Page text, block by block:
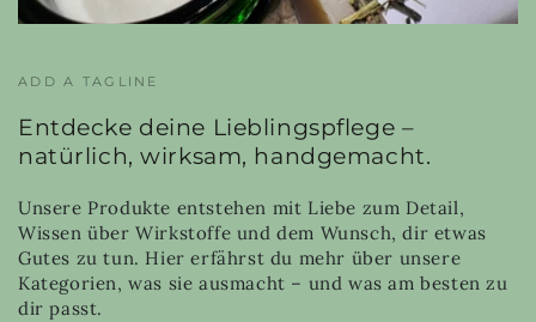
ADD A TAGLINE
Entdecke deine Lieblingspflege –
natürlich, wirksam, handgemacht.
Unsere Produkte entstehen mit Liebe zum Detail,
Wissen über Wirkstoffe und dem Wunsch, dir etwas
Gutes zu tun. Hier erfährst du mehr über unsere
Kategorien, was sie ausmacht – und was am besten zu
dir passt.